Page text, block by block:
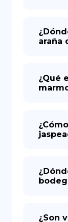
araña
¿Qué
¿Son